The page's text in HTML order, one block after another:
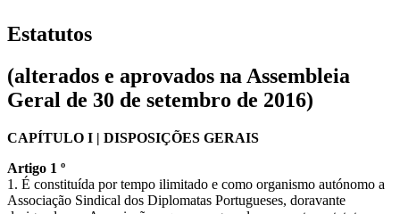
Estatutos
(alterados e aprovados na Assembleia
Geral de 30 de setembro de 2016)
CAPÍTULO I | DISPOSIÇÕES GERAIS
Artigo 1 º
1. É constituída por tempo ilimitado e como organismo autónomo a
Associação Sindical dos Diplomatas Portugueses, doravante